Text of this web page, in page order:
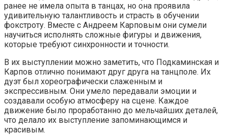
ранее не имела опыта в танцах, но она проявила
удивительную талантливость и страсть в обучении
фокстроту. Вместе с Андреем Карповым они сумели
научиться исполнять сложные фигуры и движения,
которые требуют синхронности и точности.
В их выступлении можно заметить, что Подкаминская и
Карпов отлично понимают друг друга на танцполе. Их
дуэт был хореографически слаженным и
экспрессивным. Они умело передавали эмоции и
создавали особую атмосферу на сцене. Каждое
движение было проработанно до мельчайших деталей,
что делало их выступление запоминающимся и
красивым.